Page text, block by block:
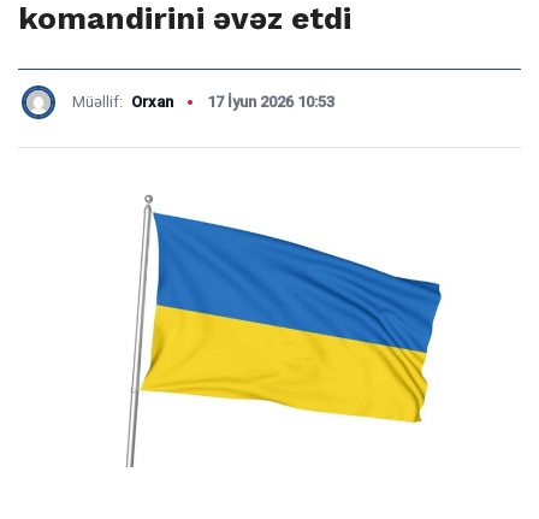
komandirini əvəz etdi
Müəllif: Orxan 17 İyun 2026 10:53